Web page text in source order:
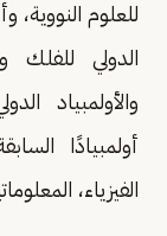
للعلوم النووية،
الدولي للفلك
أولمبيادًا
الفيزياء،